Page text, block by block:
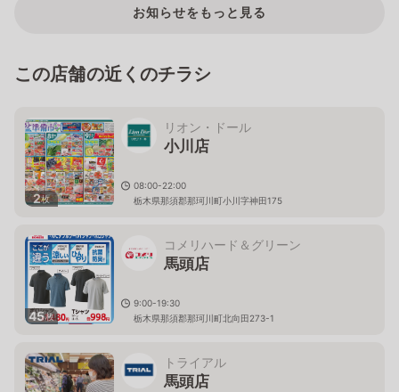
お知らせをもっと見る
この店舗の近くのチラシ
2枚
リオン・ドール
小川店
08:00-22:00
栃木県那須郡那珂川町小川字神田175
45枚
コメリハード＆グリーン
馬頭店
9:00-19:30
栃木県那須郡那珂川町北向田273-1
トライアル
馬頭店